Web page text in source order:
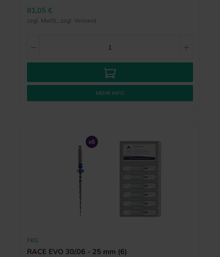
81,05 €
zzgl. MwSt., zzgl. Versand
MEHR INFO
FKG
RACE EVO 30/.06 - 25 mm (6)